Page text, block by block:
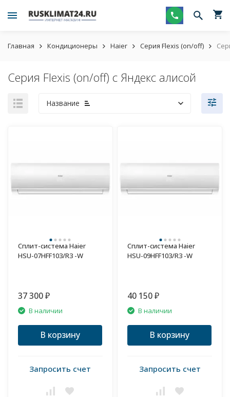
Главная Кондиционеры Haier Серия Flexis (on/off)
Серия Flexis (on/off) с Яндекс алисой
Название
Сплит-система Haier
HSU-07HFF103/R3 -W
37 300 ₽
В наличии
В корзину
Запросить счет
Сплит-система Haier
HSU-09HFF103/R3 -W
40 150 ₽
В наличии
В корзину
Запросить счет